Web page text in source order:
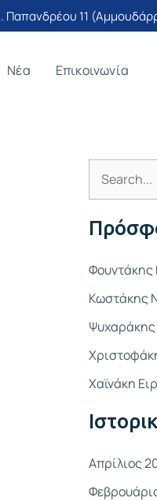
11
Νέα Επικοινωνία
α
τ
η
σ
η
α
:
Φουντάκης
Κωστάκης
Χαϊνάκη
Απρίλιος